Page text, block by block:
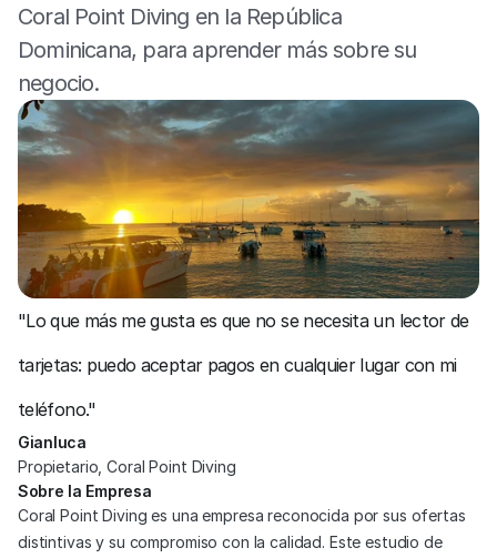
Coral Point Diving en la República
Dominicana, para aprender más sobre su
negocio.
"Lo que más me gusta es que no se necesita un lector de
tarjetas: puedo aceptar pagos en cualquier lugar con mi
teléfono."
Gianluca
Propietario, Coral Point Diving
Sobre la Empresa
Coral Point Diving es una empresa reconocida por sus ofertas
distintivas y su compromiso con la calidad. Este estudio de